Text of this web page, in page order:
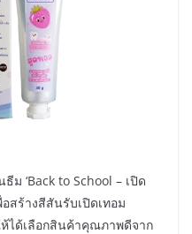
‘Back to School – เปิด
สร้างสีสันรับเปิดเทอม
ได้เลือกสินค้าคุณภาพดีจาก